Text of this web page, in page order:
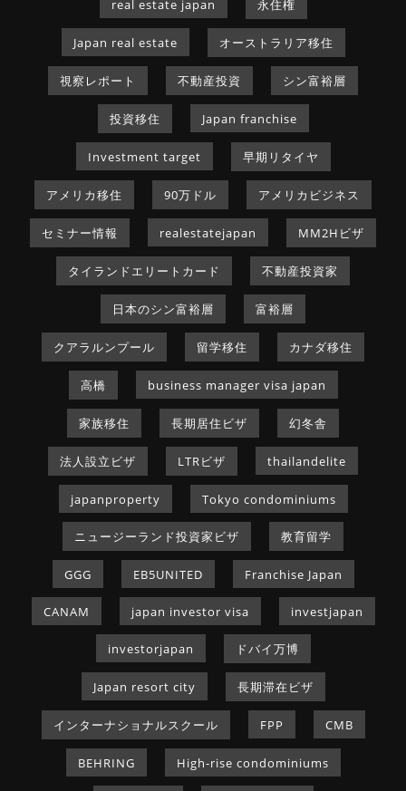
real estate japan 永住権
Japan real estate オーストラリア移住
視察レポート 不動産投資 シン富裕層
投資移住 Japan franchise
Investment target 早期リタイヤ
アメリカ移住 90万ドル アメリカビジネス
セミナー情報 realestatejapan MM2Hビザ
タイランドエリートカード 不動産投資家
日本のシン富裕層 富裕層
クアラルンプール 留学移住 カナダ移住
高橋 business manager visa japan
家族移住 長期居住ビザ 幻冬舎
法人設立ビザ LTRビザ thailandelite
japanproperty Tokyo condominiums
ニュージーランド投資家ビザ 教育留学
GGG EB5UNITED Franchise Japan
CANAM japan investor visa investjapan
investorjapan ドバイ万博
Japan resort city 長期滞在ビザ
インターナショナルスクール FPP CMB
BEHRING High-rise condominiums